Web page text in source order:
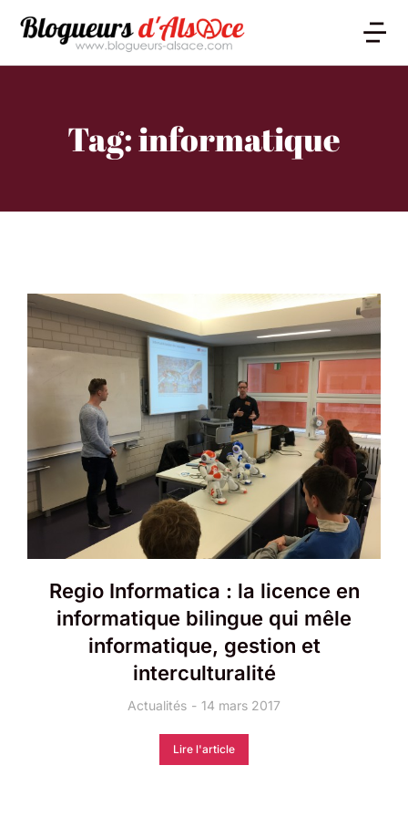
Tag: informatique
Regio Informatica : la licence en
informatique bilingue qui mêle
informatique, gestion et
interculturalité
Actualités 14 mars 2017
Lire l'article